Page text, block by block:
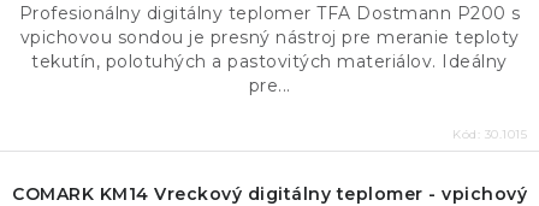
Profesionálny digitálny teplomer TFA Dostmann P200 s
vpichovou sondou je presný nástroj pre meranie teploty
tekutín, polotuhých a pastovitých materiálov. Ideálny
pre...
Kód: 30.1015
COMARK KM14 Vreckový digitálny teplomer - vpichový